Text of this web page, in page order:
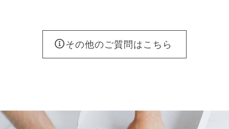
その他のご質問はこちら